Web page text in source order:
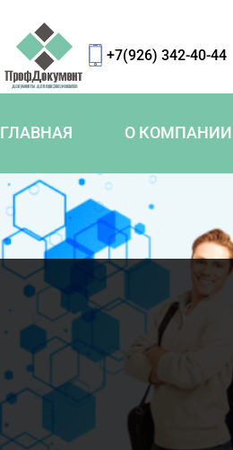
+7(926) 342-40-44
ГЛАВНАЯ О КОМПАНИИ